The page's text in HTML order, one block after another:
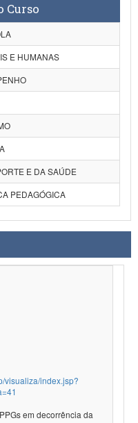
Curso
E HUMANAS
E DA SAÚDE
PEDAGÓGICA
visualiza/index.jsp?
em decorrência da